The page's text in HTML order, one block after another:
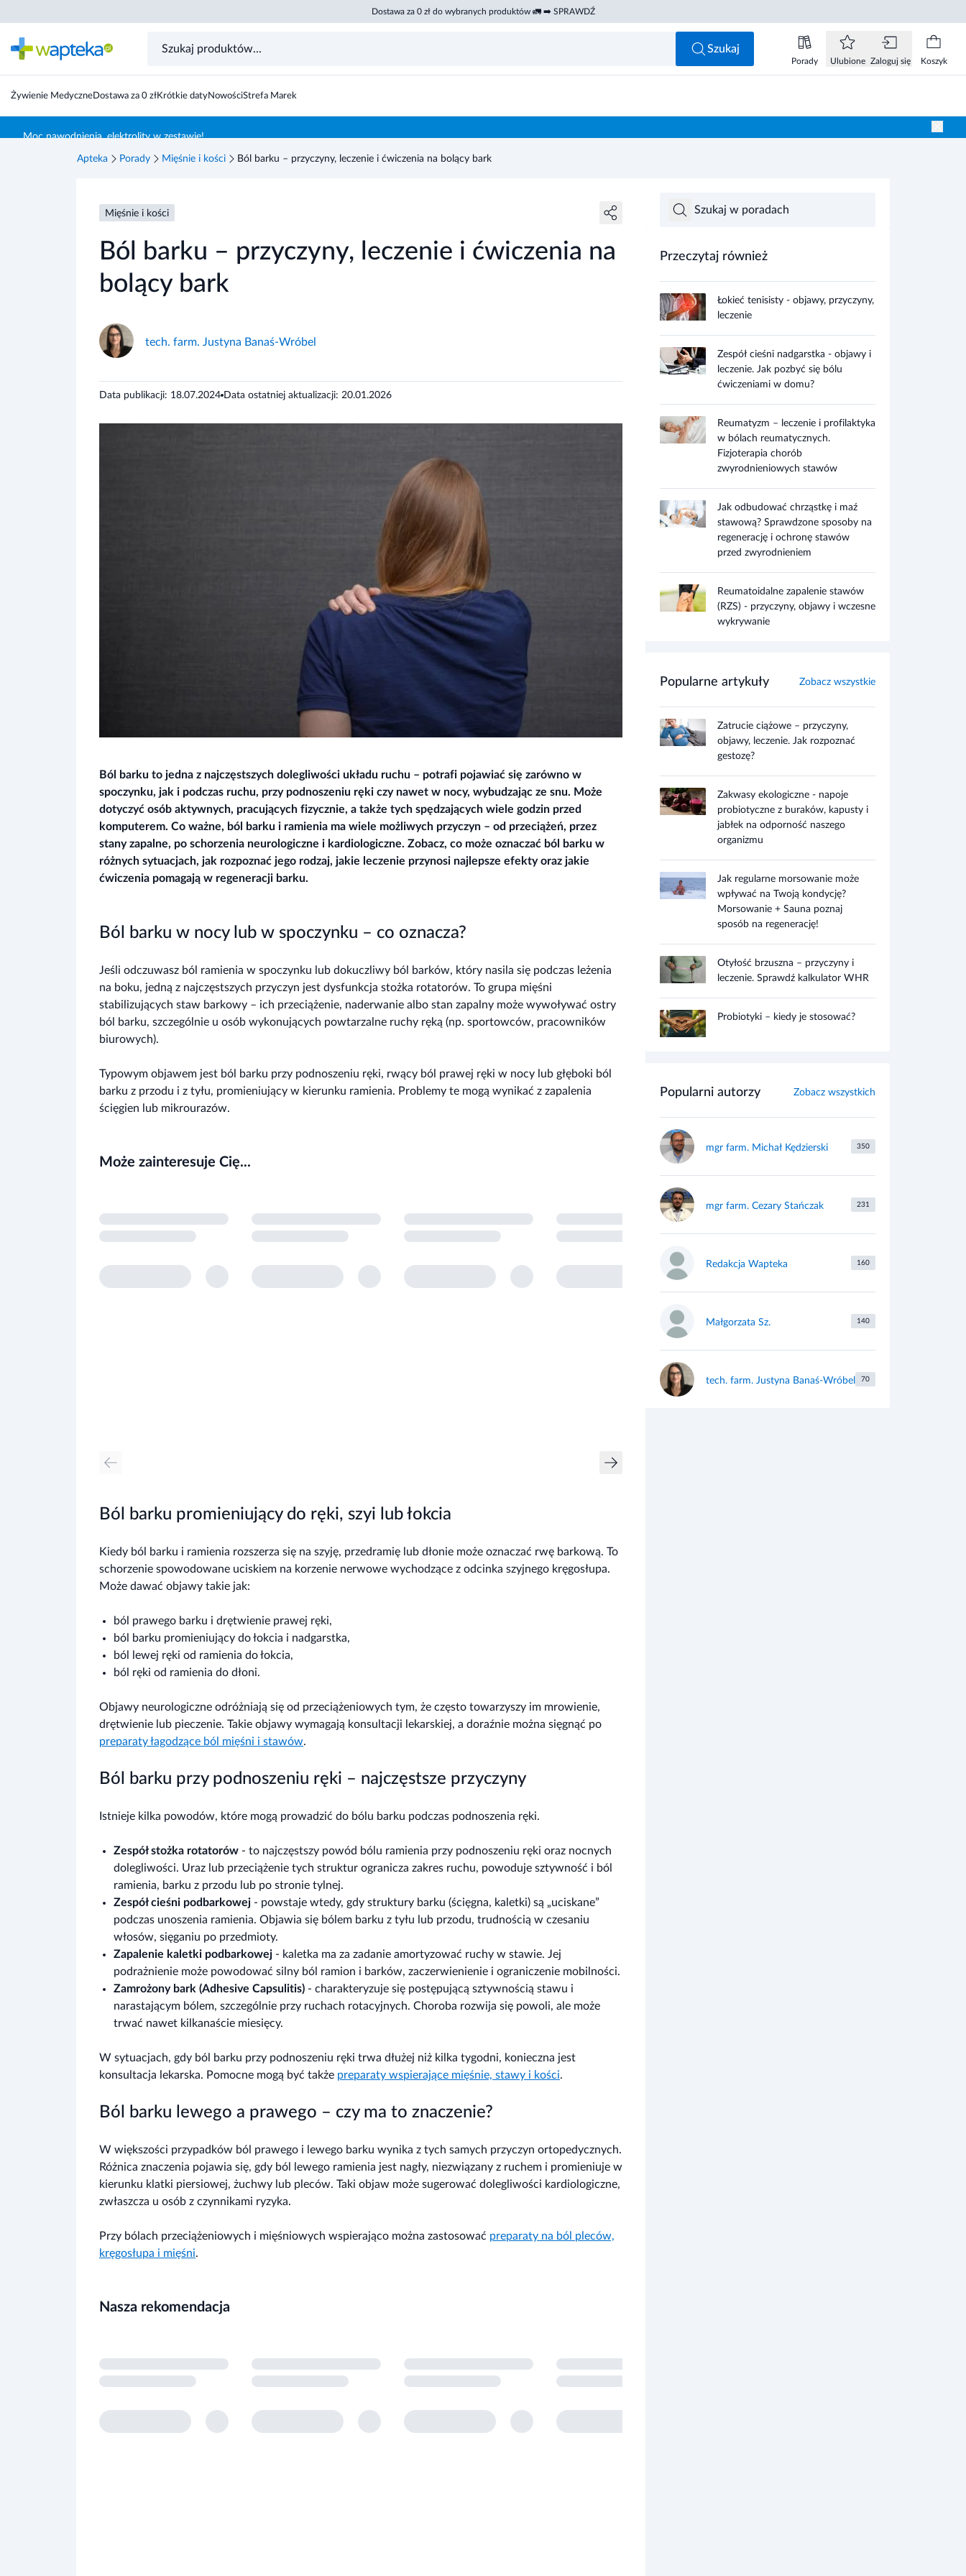
Dostawa za 0 zł do wybranych produktów 🚛 ➡️ SPRAWDŹ
Szukaj
Porady Ulubione Zaloguj się Koszyk
Żywienie MedyczneDostawa za 0 złKrótkie datyNowościStrefa Marek
Moc nawodnienia, elektrolity w zestawie!
Apteka Porady Mięśnie i kości Ból barku – przyczyny, leczenie i ćwiczenia na bolący bark
Mięśnie i kości
Ból barku – przyczyny, leczenie i ćwiczenia na
bolący bark
tech. farm. Justyna Banaś-Wróbel
Data publikacji: 18.07.2024 Data ostatniej aktualizacji: 20.01.2026
Ból barku to jedna z najczęstszych dolegliwości układu ruchu – potrafi pojawiać się zarówno w
spoczynku, jak i podczas ruchu, przy podnoszeniu ręki czy nawet w nocy, wybudzając ze snu. Może
dotyczyć osób aktywnych, pracujących fizycznie, a także tych spędzających wiele godzin przed
komputerem. Co ważne, ból barku i ramienia ma wiele możliwych przyczyn – od przeciążeń, przez
stany zapalne, po schorzenia neurologiczne i kardiologiczne. Zobacz, co może oznaczać ból barku w
różnych sytuacjach, jak rozpoznać jego rodzaj, jakie leczenie przynosi najlepsze efekty oraz jakie
ćwiczenia pomagają w regeneracji barku.
Ból barku w nocy lub w spoczynku – co oznacza?
Jeśli odczuwasz ból ramienia w spoczynku lub dokuczliwy ból barków, który nasila się podczas leżenia
na boku, jedną z najczęstszych przyczyn jest dysfunkcja stożka rotatorów. To grupa mięśni
stabilizujących staw barkowy – ich przeciążenie, naderwanie albo stan zapalny może wywoływać ostry
ból barku, szczególnie u osób wykonujących powtarzalne ruchy ręką (np. sportowców, pracowników
biurowych).
Typowym objawem jest ból barku przy podnoszeniu ręki, rwący ból prawej ręki w nocy lub głęboki ból
barku z przodu i z tyłu, promieniujący w kierunku ramienia. Problemy te mogą wynikać z zapalenia
ścięgien lub mikrourazów.
Może zainteresuje Cię...
Ból barku promieniujący do ręki, szyi lub łokcia
Kiedy ból barku i ramienia rozszerza się na szyję, przedramię lub dłonie może oznaczać rwę barkową. To
schorzenie spowodowane uciskiem na korzenie nerwowe wychodzące z odcinka szyjnego kręgosłupa.
Może dawać objawy takie jak:
ból prawego barku i drętwienie prawej ręki,
ból barku promieniujący do łokcia i nadgarstka,
ból lewej ręki od ramienia do łokcia,
ból ręki od ramienia do dłoni.
Objawy neurologiczne odróżniają się od przeciążeniowych tym, że często towarzyszy im mrowienie,
drętwienie lub pieczenie. Takie objawy wymagają konsultacji lekarskiej, a doraźnie można sięgnąć po
preparaty łagodzące ból mięśni i stawów.
Ból barku przy podnoszeniu ręki – najczęstsze przyczyny
Istnieje kilka powodów, które mogą prowadzić do bólu barku podczas podnoszenia ręki.
Zespół stożka rotatorów - to najczęstszy powód bólu ramienia przy podnoszeniu ręki oraz nocnych
dolegliwości. Uraz lub przeciążenie tych struktur ogranicza zakres ruchu, powoduje sztywność i ból
ramienia, barku z przodu lub po stronie tylnej.
Zespół cieśni podbarkowej - powstaje wtedy, gdy struktury barku (ścięgna, kaletki) są „uciskane”
podczas unoszenia ramienia. Objawia się bólem barku z tyłu lub przodu, trudnością w czesaniu
włosów, sięganiu po przedmioty.
Zapalenie kaletki podbarkowej - kaletka ma za zadanie amortyzować ruchy w stawie. Jej
podrażnienie może powodować silny ból ramion i barków, zaczerwienienie i ograniczenie mobilności.
Zamrożony bark (Adhesive Capsulitis) - charakteryzuje się postępującą sztywnością stawu i
narastającym bólem, szczególnie przy ruchach rotacyjnych. Choroba rozwija się powoli, ale może
trwać nawet kilkanaście miesięcy.
W sytuacjach, gdy ból barku przy podnoszeniu ręki trwa dłużej niż kilka tygodni, konieczna jest
konsultacja lekarska. Pomocne mogą być także preparaty wspierające mięśnie, stawy i kości.
Ból barku lewego a prawego – czy ma to znaczenie?
W większości przypadków ból prawego i lewego barku wynika z tych samych przyczyn ortopedycznych.
Różnica znaczenia pojawia się, gdy ból lewego ramienia jest nagły, niezwiązany z ruchem i promieniuje w
kierunku klatki piersiowej, żuchwy lub pleców. Taki objaw może sugerować dolegliwości kardiologiczne,
zwłaszcza u osób z czynnikami ryzyka.
Przy bólach przeciążeniowych i mięśniowych wspierająco można zastosować preparaty na ból pleców,
kręgosłupa i mięśni.
Nasza rekomendacja
Przeczytaj również
Łokieć tenisisty - objawy, przyczyny,
leczenie
Zespół cieśni nadgarstka - objawy i
leczenie. Jak pozbyć się bólu
ćwiczeniami w domu?
Reumatyzm – leczenie i profilaktyka
w bólach reumatycznych.
Fizjoterapia chorób
zwyrodnieniowych stawów
Jak odbudować chrząstkę i maź
stawową? Sprawdzone sposoby na
regenerację i ochronę stawów
przed zwyrodnieniem
Reumatoidalne zapalenie stawów
(RZS) - przyczyny, objawy i wczesne
wykrywanie
Popularne artykuły Zobacz wszystkie
Zatrucie ciążowe – przyczyny,
objawy, leczenie. Jak rozpoznać
gestozę?
Zakwasy ekologiczne - napoje
probiotyczne z buraków, kapusty i
jabłek na odporność naszego
organizmu
Jak regularne morsowanie może
wpływać na Twoją kondycję?
Morsowanie + Sauna poznaj
sposób na regenerację!
Otyłość brzuszna – przyczyny i
leczenie. Sprawdź kalkulator WHR
Probiotyki – kiedy je stosować?
Popularni autorzy Zobacz wszystkich
mgr farm. Michał Kędzierski 350
mgr farm. Cezary Stańczak 231
Redakcja Wapteka 160
Małgorzata Sz. 140
tech. farm. Justyna Banaś-Wróbel 70